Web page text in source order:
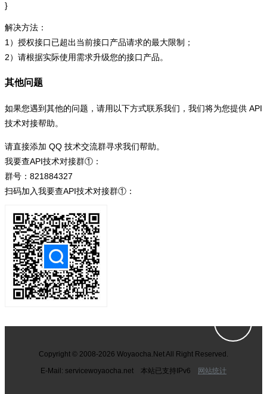
}
解决方法：
1）授权接口已超出当前接口产品请求的最大限制；
2）请根据实际使用需求升级您的接口产品。
其他问题
如果您遇到其他的问题，请用以下方式联系我们，我们将为您提供 API
技术对接帮助。
请直接添加 QQ 技术交流群寻求我们帮助。
我要查API技术对接群①：
群号：821884327
扫码加入我要查API技术对接群①：
Copyright © 2008-2026 Woyaocha.Net All Right Reserved.
E-Mail: servicewoyaocha.net 本站已支持IPv6 网站统计